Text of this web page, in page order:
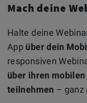
Mach deine
Halte deine
App über dein
responsiven
über ihren
teilnehmen – ganz